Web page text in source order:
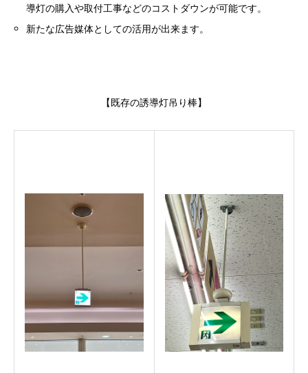
導灯の購入や取付工事などのコストダウンが可能です。
新たな広告媒体としての活用が出来ます。
【既存の誘導灯吊り棒】